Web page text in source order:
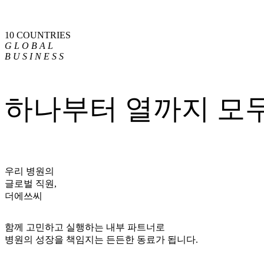
10 COUNTRIES
G L O B A L
B U S I N E S S
하나부터 열까지 모
우리 병원의
글로벌 직원,
더에쓰씨
함께 고민하고 실행하는 내부 파트너로
병원의 성장을 책임지는 든든한 동료가 됩니다.